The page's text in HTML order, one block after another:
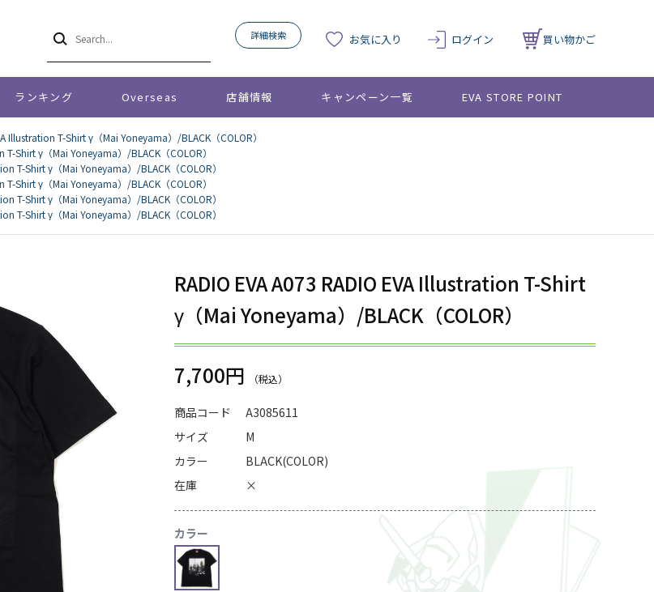
詳細検索 お気に入り ログイン 買い物かご
ランキング Overseas 店舗情報 キャンペーン一覧 EVA STORE POINT
Illustration T-Shirt γ（Mai Yoneyama）/BLACK（COLOR）
T-Shirt γ（Mai Yoneyama）/BLACK（COLOR）
T-Shirt γ（Mai Yoneyama）/BLACK（COLOR）
T-Shirt γ（Mai Yoneyama）/BLACK（COLOR）
T-Shirt γ（Mai Yoneyama）/BLACK（COLOR）
T-Shirt γ（Mai Yoneyama）/BLACK（COLOR）
RADIO EVA A073 RADIO EVA Illustration T-Shirt
γ（Mai Yoneyama）/BLACK（COLOR）
7,700円
商品コード
A3085611
サイズ
M
カラー
BLACK(COLOR)
在庫
×
カラー